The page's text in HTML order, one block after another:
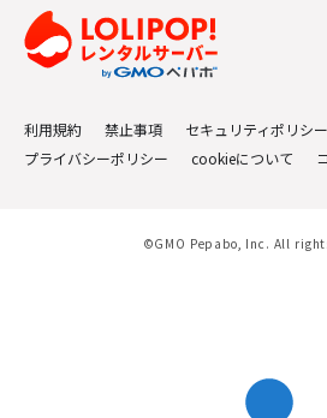
利用規約 禁止事項
セキュリティポリシー
プライバシーポリシー
cookieについて
©GMO Pepabo, Inc. All